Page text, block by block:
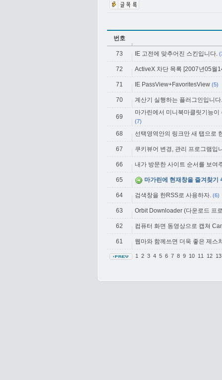
번호
73 IE 고전에 맞추어진 스킨입니다.
72 ActiveX 차단 목록 [2007년05월
71 IE PassView+FavoritesView (5)
70 계산기 실행하는 플러그인입니다
69
마가린에서 미니북마클릿기능
(7)
68 선택영역안의 링크만 새 탭으로
67 쿠키뷰어 변경, 관리 프로그램입
66 내가 방문한 사이트 순서를 보여
65 마가린에 현재창을 즐겨찾기
64 검색창을 한RSS로 사용하자. (6)
63 Orbit Downloader (다운로드 프
62 컴퓨터 화면 동영상으로 캡쳐
61 웹마와 함께쓰면 더욱 좋은 제스
1 2 3 4 5 6 7 8 9 10 11 12